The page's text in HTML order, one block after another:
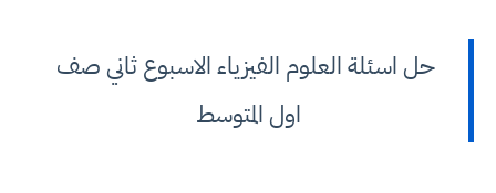
حل اسئلة العلوم الفيزياء الاسبوع ثاني صف
اول المتوسط